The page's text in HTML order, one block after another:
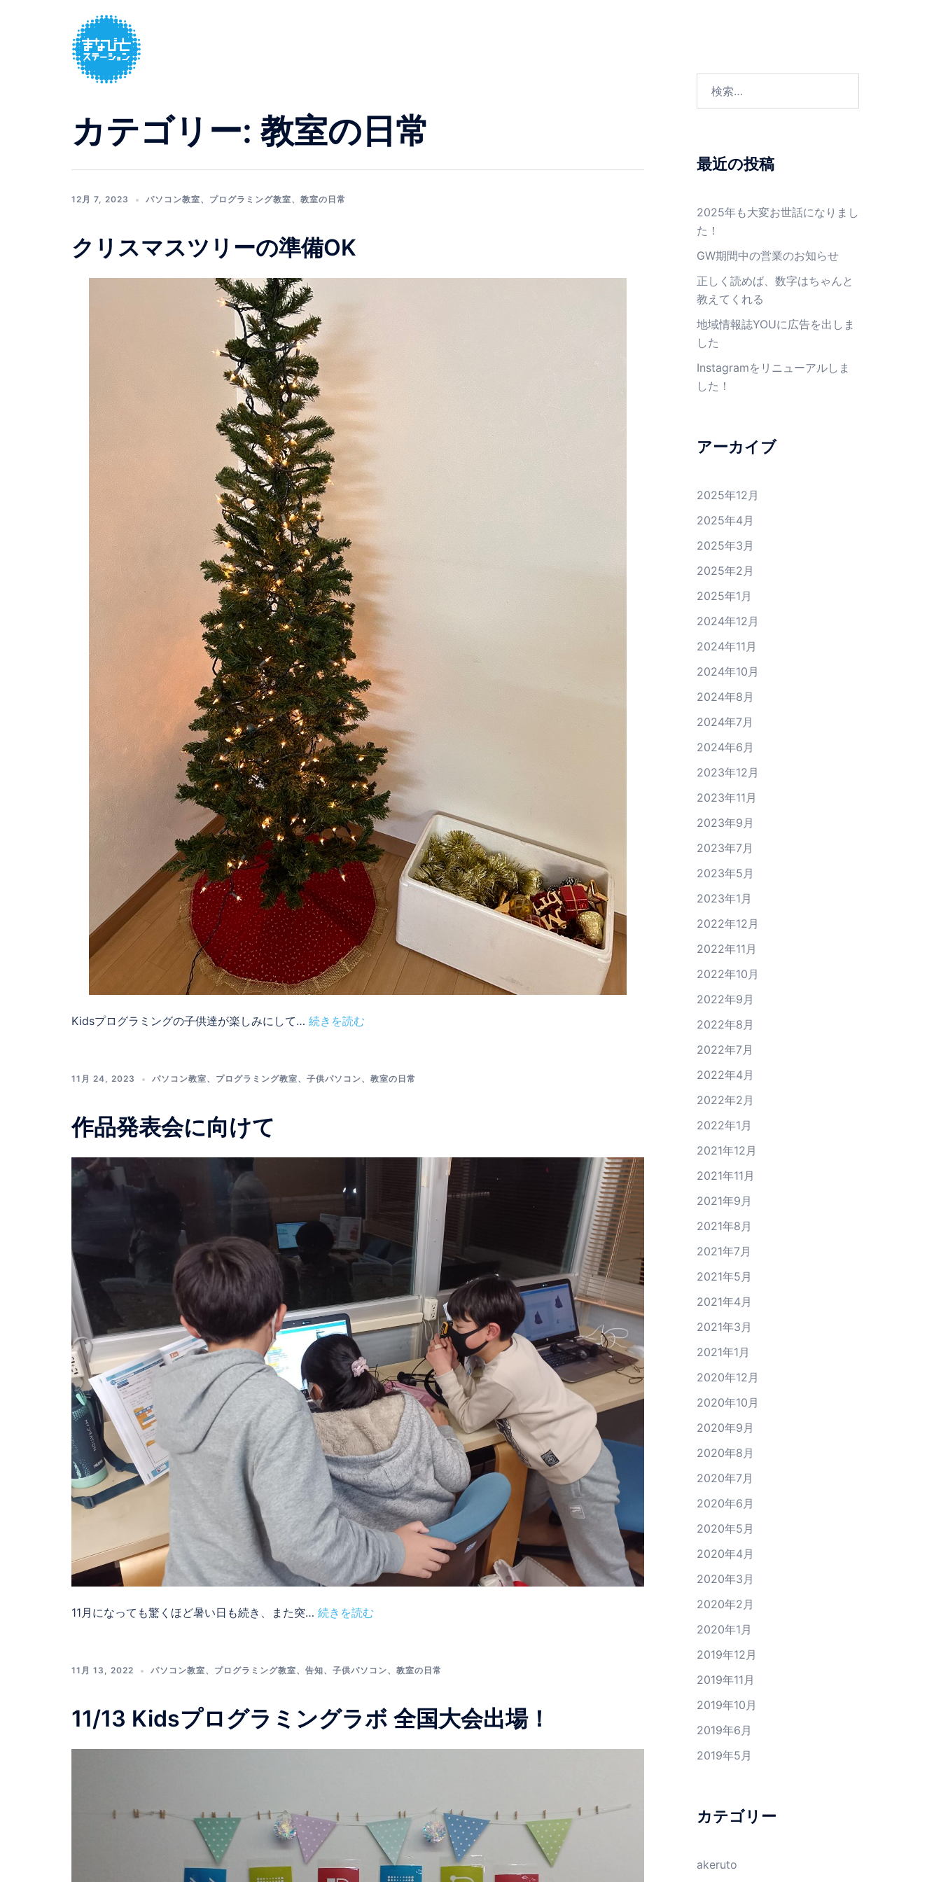
カテゴリー:教室の日常
12月 7, 2023 パソコン教室、 プログラミング教室、 教室の日常
クリスマスツリーの準備OK
Kidsプログラミングの子供達が楽しみにして… 続きを読む
11月 24, 2023 パソコン教室、 プログラミング教室、 子供パソコン、 教室の日常
作品発表会に向けて
11月になっても驚くほど暑い日も続き、また突… 続きを読む
11月 13, 2022 パソコン教室、 プログラミング教室、 告知、 子供パソコン、 教室の日常
11/13 Kidsプログラミングラボ 全国大会出場！
最近の投稿
2025年も大変お世話になりまし
た！
GW期間中の営業のお知らせ
正しく読めば、数字はちゃんと
教えてくれる
地域情報誌YOUに広告を出しま
した
Instagramをリニューアルしま
した！
アーカイブ
2025年12月
2025年4月
2025年3月
2025年2月
2025年1月
2024年12月
2024年11月
2024年10月
2024年8月
2024年7月
2024年6月
2023年12月
2023年11月
2023年9月
2023年7月
2023年5月
2023年1月
2022年12月
2022年11月
2022年10月
2022年9月
2022年8月
2022年7月
2022年4月
2022年2月
2022年1月
2021年12月
2021年11月
2021年9月
2021年8月
2021年7月
2021年5月
2021年4月
2021年3月
2021年1月
2020年12月
2020年10月
2020年9月
2020年8月
2020年7月
2020年6月
2020年5月
2020年4月
2020年3月
2020年2月
2020年1月
2019年12月
2019年11月
2019年10月
2019年6月
2019年5月
カテゴリー
akeruto